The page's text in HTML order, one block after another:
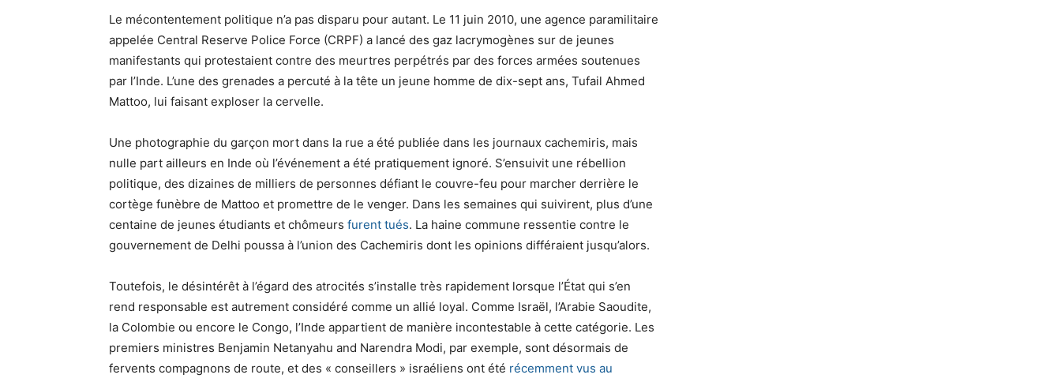
Le mécontentement politique n’a pas disparu pour autant. Le 11 juin 2010, une agence paramilitaire
appelée Central Reserve Police Force (CRPF) a lancé des gaz lacrymogènes sur de jeunes
manifestants qui protestaient contre des meurtres perpétrés par des forces armées soutenues
par l’Inde. L’une des grenades a percuté à la tête un jeune homme de dix-sept ans, Tufail Ahmed
Mattoo, lui faisant exploser la cervelle.
Une photographie du garçon mort dans la rue a été publiée dans les journaux cachemiris, mais
nulle part ailleurs en Inde où l’événement a été pratiquement ignoré. S’ensuivit une rébellion
politique, des dizaines de milliers de personnes défiant le couvre-feu pour marcher derrière le
cortège funèbre de Mattoo et promettre de le venger. Dans les semaines qui suivirent, plus d’une
centaine de jeunes étudiants et chômeurs furent tués. La haine commune ressentie contre le
gouvernement de Delhi poussa à l’union des Cachemiris dont les opinions différaient jusqu’alors.
Toutefois, le désintérêt à l’égard des atrocités s’installe très rapidement lorsque l’État qui s’en
rend responsable est autrement considéré comme un allié loyal. Comme Israël, l’Arabie Saoudite,
la Colombie ou encore le Congo, l’Inde appartient de manière incontestable à cette catégorie. Les
premiers ministres Benjamin Netanyahu and Narendra Modi, par exemple, sont désormais de
fervents compagnons de route, et des « conseillers » israéliens ont été récemment vus au